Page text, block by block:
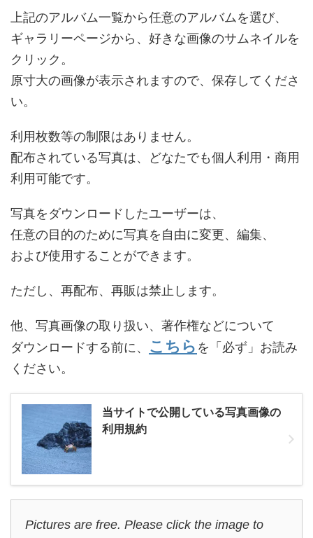
上記のアルバム一覧から任意のアルバムを選び、
ギャラリーページから、好きな画像のサムネイルを
クリック。
原寸大の画像が表示されますので、保存してくださ
い。
利用枚数等の制限はありません。
配布されている写真は、どなたでも個人利用・商用
利用可能です。
写真をダウンロードしたユーザーは、
任意の目的のために写真を自由に変更、編集、
および使用することができます。
ただし、再配布、再販は禁止します。
他、写真画像の取り扱い、著作権などについて
ダウンロードする前に、 こちら を「必ず」お読み
ください。
当サイトで公開している写真画像の
利用規約
Pictures are free. Please click the image to